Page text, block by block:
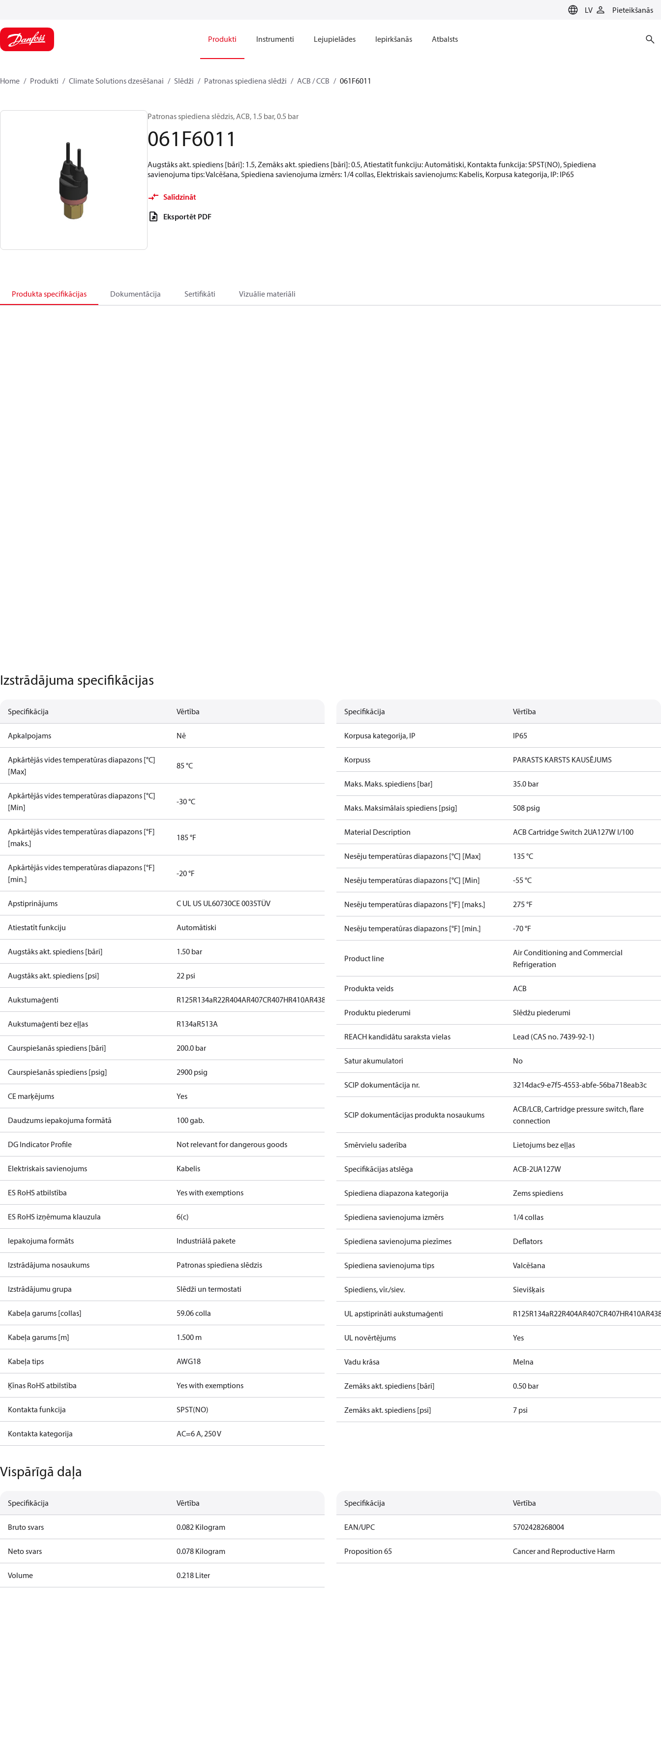
LV Pieteikšanās
Produkti Instrumenti Lejupielādes Iepirkšanās Atbalsts
Home Produkti Climate Solutions dzesēšanai Slēdži Patronas spiediena slēdži ACB / CCB 061F6011
Patronas spiediena slēdzis, ACB, 1.5 bar, 0.5 bar
061F6011
Augstāks akt. spiediens [bāri]: 1.5, Zemāks akt. spiediens [bāri]: 0.5, Atiestatīt funkciju: Automātiski, Kontakta funkcija: SPST(NO), Spiediena
savienojuma tips: Valcēšana, Spiediena savienojuma izmērs: 1/4 collas, Elektriskais savienojums: Kabelis, Korpusa kategorija, IP: IP65
Salīdzināt
Eksportēt PDF
Produkta specifikācijas Dokumentācija Sertifikāti Vizuālie materiāli
Izstrādājuma specifikācijas
Specifikācija Vērtība
Apkalpojams Nē
Apkārtējās vides temperatūras diapazons [°C]
[Max]
85 °C
Apkārtējās vides temperatūras diapazons [°C]
[Min]
-30 °C
Apkārtējās vides temperatūras diapazons [°F]
[maks.]
185 °F
Apkārtējās vides temperatūras diapazons [°F]
[min.]
-20 °F
Apstiprinājums C UL US UL60730CE 0035TÜV
Atiestatīt funkciju Automātiski
Augstāks akt. spiediens [bāri] 1.50 bar
Augstāks akt. spiediens [psi] 22 psi
Aukstumaģenti R125R134aR22R404AR407CR407HR410AR438A R448AR449AR452AR513A
Aukstumaģenti bez eļļas R134aR513A
Caurspiešanās spiediens [bāri] 200.0 bar
Caurspiešanās spiediens [psig] 2900 psig
CE marķējums Yes
Daudzums iepakojuma formātā 100 gab.
DG Indicator Profile Not relevant for dangerous goods
Elektriskais savienojums Kabelis
ES RoHS atbilstība Yes with exemptions
ES RoHS izņēmuma klauzula 6(c)
Iepakojuma formāts Industriālā pakete
Izstrādājuma nosaukums Patronas spiediena slēdzis
Izstrādājumu grupa Slēdži un termostati
Kabeļa garums [collas] 59.06 colla
Kabeļa garums [m] 1.500 m
Kabeļa tips AWG18
Ķīnas RoHS atbilstība Yes with exemptions
Kontakta funkcija SPST(NO)
Kontakta kategorija AC=6 A, 250 V
Specifikācija Vērtība
Korpusa kategorija, IP IP65
Korpuss PARASTS KARSTS KAUSĒJUMS
Maks. Maks. spiediens [bar] 35.0 bar
Maks. Maksimālais spiediens [psig] 508 psig
Material Description ACB Cartridge Switch 2UA127W I/100
Nesēju temperatūras diapazons [°C] [Max] 135 °C
Nesēju temperatūras diapazons [°C] [Min] -55 °C
Nesēju temperatūras diapazons [°F] [maks.] 275 °F
Nesēju temperatūras diapazons [°F] [min.] -70 °F
Product line
Air Conditioning and Commercial
Refrigeration
Produkta veids ACB
Produktu piederumi Slēdžu piederumi
REACH kandidātu saraksta vielas Lead (CAS no. 7439-92-1)
Satur akumulatori No
SCIP dokumentācija nr. 3214dac9-e7f5-4553-abfe-56ba718eab3c
SCIP dokumentācijas produkta nosaukums
ACB/LCB, Cartridge pressure switch, flare
connection
Smērvielu saderība Lietojums bez eļļas
Specifikācijas atslēga ACB-2UA127W
Spiediena diapazona kategorija Zems spiediens
Spiediena savienojuma izmērs 1/4 collas
Spiediena savienojuma piezīmes Deflators
Spiediena savienojuma tips Valcēšana
Spiediens, vīr./siev. Sievišķais
UL apstiprināti aukstumaģenti R125R134aR22R404AR407CR407HR410A
UL novērtējums Yes
Vadu krāsa Melna
Zemāks akt. spiediens [bāri] 0.50 bar
Zemāks akt. spiediens [psi] 7 psi
Vispārīgā daļa
Specifikācija Vērtība
Bruto svars 0.082 Kilogram
Neto svars 0.078 Kilogram
Volume 0.218 Liter
Specifikācija Vērtība
EAN/UPC 5702428268004
Proposition 65 Cancer and Reproductive Harm